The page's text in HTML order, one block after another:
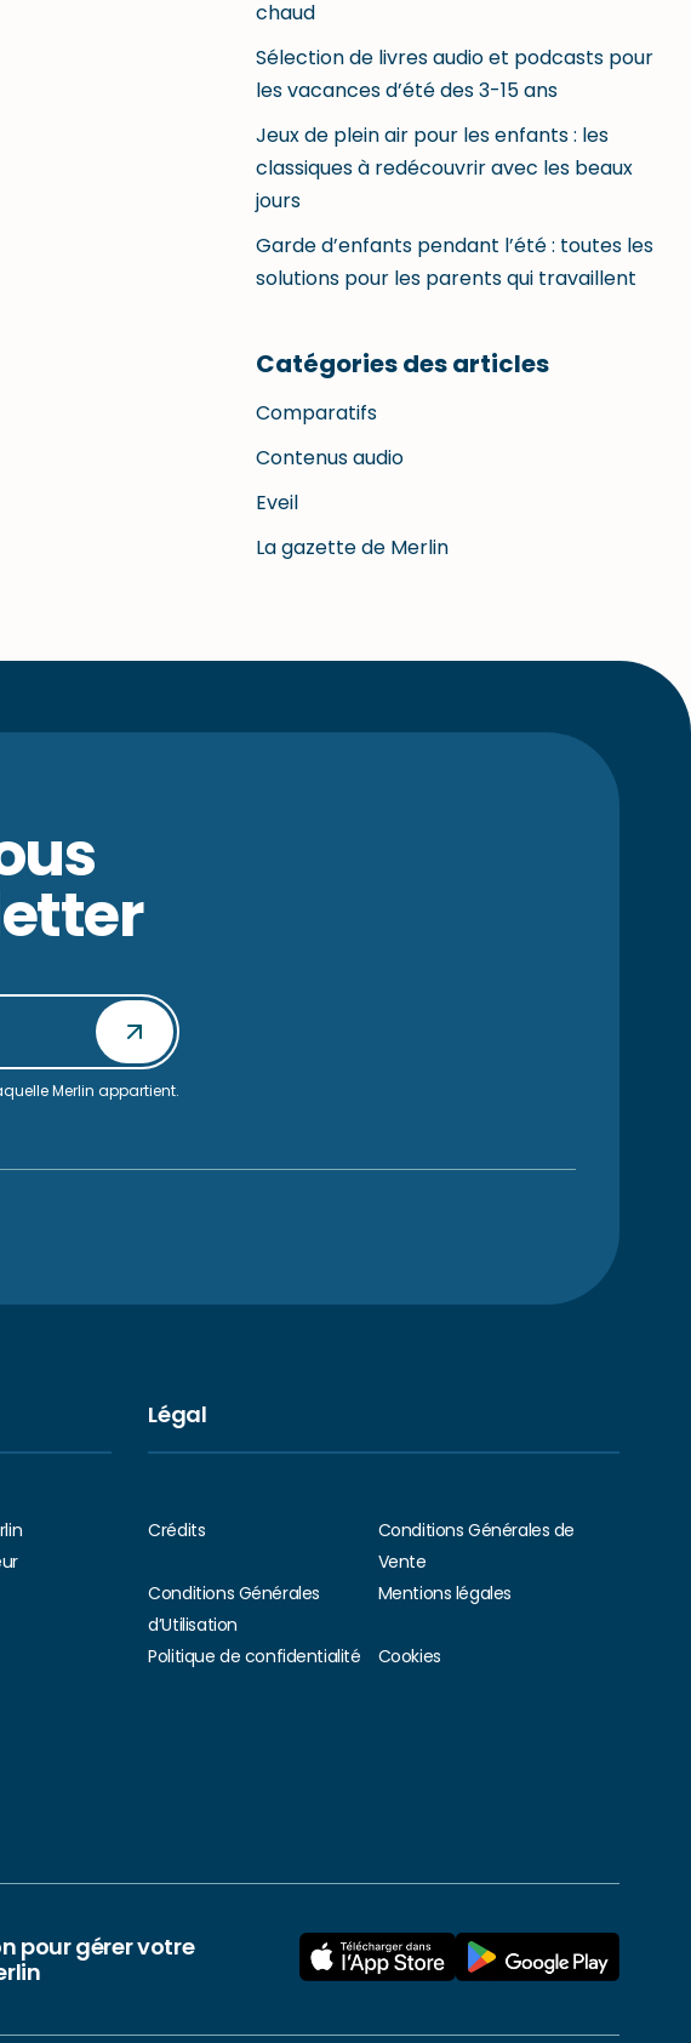
chaud
Sélection de livres audio et podcasts pour
les vacances d’été des 3-15 ans
Jeux de plein air pour les enfants : les
classiques à redécouvrir avec les beaux
jours
Garde d’enfants pendant l’été : toutes les
solutions pour les parents qui travaillent
Catégories des articles
Comparatifs
Contenus audio
Eveil
La gazette de Merlin
Merlin appartient.
Légal
Crédits
Conditions Générales de
Vente
Conditions Générales
d’Utilisation
Mentions légales
Politique de confidentialité Cookies
pour gérer votre